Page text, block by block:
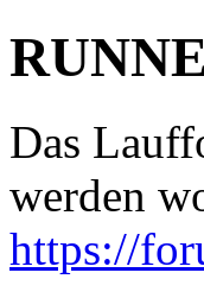
Das
werden
https://